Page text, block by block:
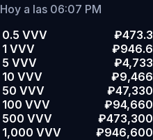
Hoy a las 06:07 PM
0.5 VVV
₽473.3
1 VVV
₽946.6
5 VVV
₽4,733
10 VVV
₽9,466
50 VVV
₽47,330
100 VVV
₽94,660
500 VVV
₽473,300
1,000 VVV
₽946,600